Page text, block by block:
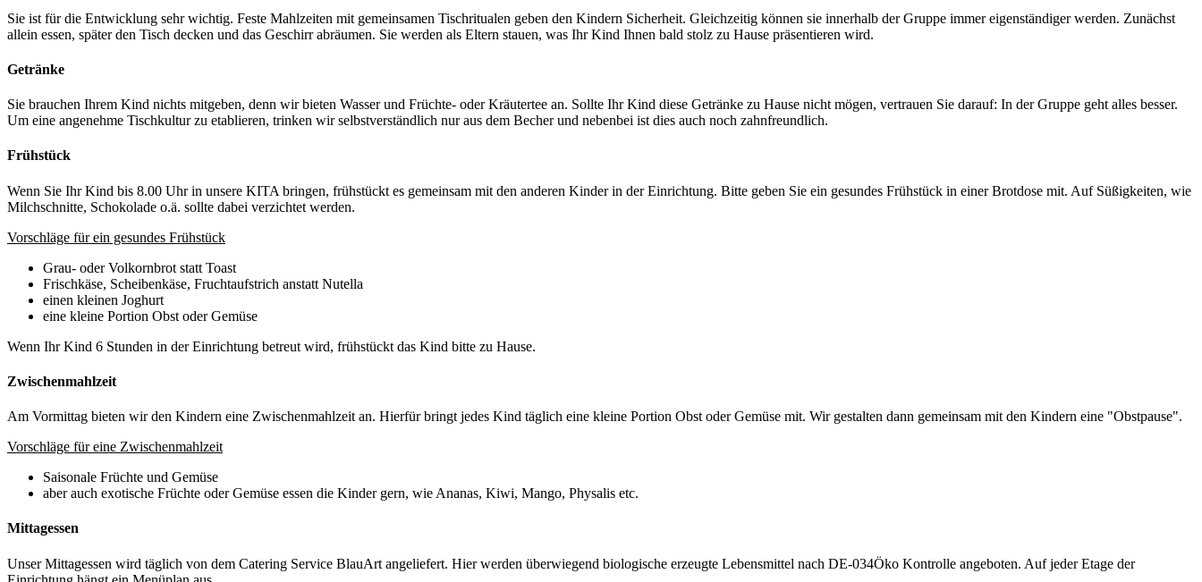
Sie ist für die Entwicklung sehr wichtig. Feste Mahlzeiten mit gemeinsamen Tischritualen geben den Kindern Sicherheit. Gleichzeitig können sie innerhalb der Gruppe immer eigenständiger werden. Zunächst
allein essen, später den Tisch decken und das Geschirr abräumen. Sie werden als Eltern stauen, was Ihr Kind Ihnen bald stolz zu Hause präsentieren wird.
Getränke
Sie brauchen Ihrem Kind nichts mitgeben, denn wir bieten Wasser und Früchte- oder Kräutertee an. Sollte Ihr Kind diese Getränke zu Hause nicht mögen, vertrauen Sie darauf: In der Gruppe geht alles besser.
Um eine angenehme Tischkultur zu etablieren, trinken wir selbstverständlich nur aus dem Becher und nebenbei ist dies auch noch zahnfreundlich.
Frühstück
Wenn Sie Ihr Kind bis 8.00 Uhr in unsere KITA bringen, frühstückt es gemeinsam mit den anderen Kinder in der Einrichtung. Bitte geben Sie ein gesundes Frühstück in einer Brotdose mit. Auf Süßigkeiten, wie
Milchschnitte, Schokolade o.ä. sollte dabei verzichtet werden.
Vorschläge für ein gesundes Frühstück
Grau- oder Volkornbrot statt Toast
Frischkäse, Scheibenkäse, Fruchtaufstrich anstatt Nutella
einen kleinen Joghurt
eine kleine Portion Obst oder Gemüse
Wenn Ihr Kind 6 Stunden in der Einrichtung betreut wird, frühstückt das Kind bitte zu Hause.
Zwischenmahlzeit
Am Vormittag bieten wir den Kindern eine Zwischenmahlzeit an. Hierfür bringt jedes Kind täglich eine kleine Portion Obst oder Gemüse mit. Wir gestalten dann gemeinsam mit den Kindern eine "Obstpause".
Vorschläge für eine Zwischenmahlzeit
Saisonale Früchte und Gemüse
aber auch exotische Früchte oder Gemüse essen die Kinder gern, wie Ananas, Kiwi, Mango, Physalis etc.
Mittagessen
Unser Mittagessen wird täglich von dem Catering Service BlauArt angeliefert. Hier werden überwiegend biologische erzeugte Lebensmittel nach DE-034Öko Kontrolle angeboten. Auf jeder Etage der